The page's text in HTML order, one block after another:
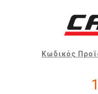
Κωδικός